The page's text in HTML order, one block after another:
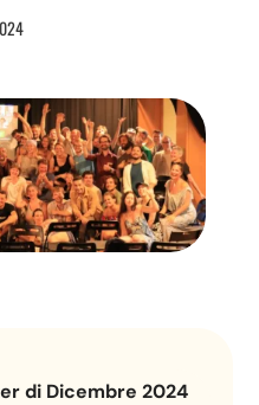
di Dicembre 2024